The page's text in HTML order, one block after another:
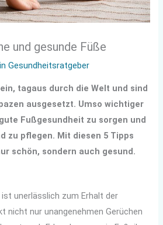
und gesunde Füße
Gesundheitsratgeber
tagaus durch die Welt und sind
ausgesetzt. Umso wichtiger
Fußgesundheit zu sorgen und
zu pflegen. Mit diesen 5 Tipps
schön, sondern auch gesund.
unerlässlich zum Erhalt der
nicht nur unangenehmen Gerüchen